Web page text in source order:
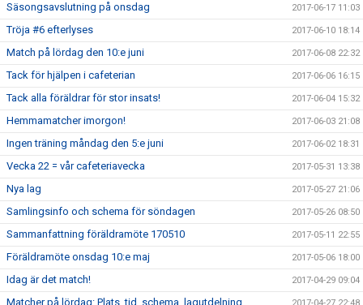
Säsongsavslutning på onsdag 2017-06-17 11:03
Tröja #6 efterlyses 2017-06-10 18:14
Match på lördag den 10:e juni 2017-06-08 22:32
Tack för hjälpen i cafeterian 2017-06-06 16:15
Tack alla föräldrar för stor insats! 2017-06-04 15:32
Hemmamatcher imorgon! 2017-06-03 21:08
Ingen träning måndag den 5:e juni 2017-06-02 18:31
Vecka 22 = vår cafeteriavecka 2017-05-31 13:38
Nya lag 2017-05-27 21:06
Samlingsinfo och schema för söndagen 2017-05-26 08:50
Sammanfattning föräldramöte 170510 2017-05-11 22:55
Föräldramöte onsdag 10:e maj 2017-05-06 18:00
Idag är det match! 2017-04-29 09:04
Matcher på lördag: Plats, tid, schema, lagutdelning